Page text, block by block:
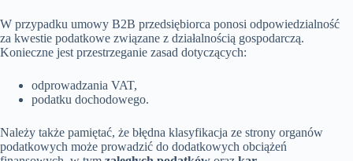
W przypadku umowy B2B przedsiębiorca ponosi odpowiedzialność
za kwestie podatkowe związane z działalnością gospodarczą.
Konieczne jest przestrzeganie zasad dotyczących:
odprowadzania VAT,
podatku dochodowego.
Należy także pamiętać, że błędna klasyfikacja ze strony organów
podatkowych może prowadzić do dodatkowych obciążeń